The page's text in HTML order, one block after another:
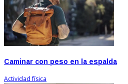
Caminar con peso en la espalda
Actividad física